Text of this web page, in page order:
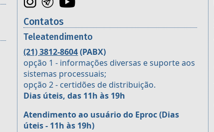
Contatos
Teleatendimento
(21) 3812-8604(PABX)
opção 1 - informações diversas e suporte aos
sistemas processuais;
opção 2 - certidões de distribuição.
Dias úteis, das 11h às 19h
Atendimento ao usuário do Eproc (Dias
úteis - 11h às 19h)